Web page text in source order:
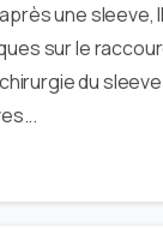
une sleeve, Il
sur le
du